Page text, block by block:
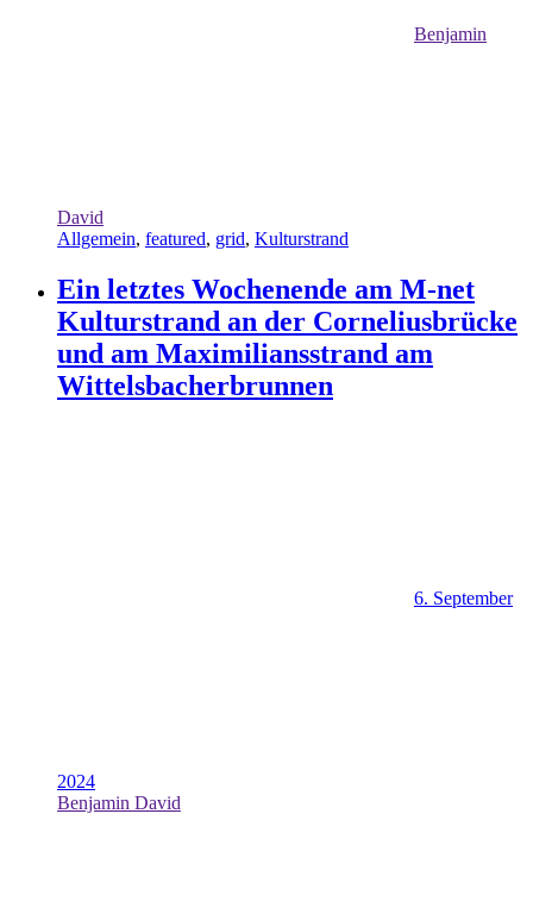
Benjamin
David
Allgemein, featured, grid, Kulturstrand
Ein letztes Wochenende am M-net
Kulturstrand an der Corneliusbrücke
und am Maximiliansstrand am
Wittelsbacherbrunnen
6. September
2024
Benjamin David